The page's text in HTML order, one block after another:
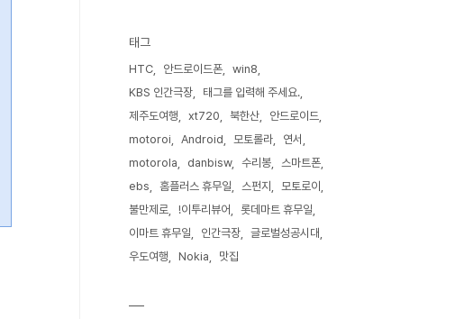
태그
HTC 안드로이드폰
win8
KBS 인간극장
태그를 입력해 주세요.
제주도여행
xt720 북한산
안드로이드
motoroi
Android 모토롤라
연서
motorola
danbisw 수리봉
스마트폰
ebs
홈플러스 휴무일 스펀지
모토로이
불만제로
!이투리뷰어
롯데마트 휴무일
이마트 휴무일
인간극장
글로벌성공시대
우도여행
Nokia 맛집